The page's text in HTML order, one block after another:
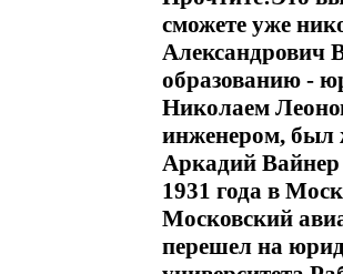
сможете уже
Александрович
образованию -
Николаем
инженером, был
Аркадий Вайнер
1931 года в
Московский
перешел на